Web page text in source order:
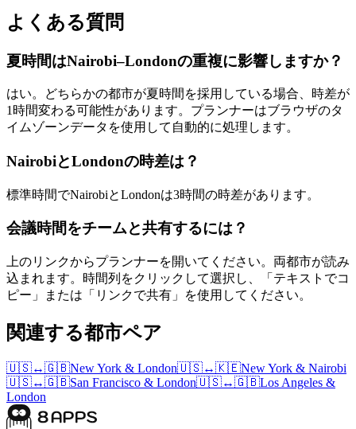
よくある質問
夏時間はNairobi–Londonの重複に影響しますか？
はい。どちらかの都市が夏時間を採用している場合、時差が
1時間変わる可能性があります。プランナーはブラウザのタ
イムゾーンデータを使用して自動的に処理します。
NairobiとLondonの時差は？
標準時間でNairobiとLondonは3時間の時差があります。
会議時間をチームと共有するには？
上のリンクからプランナーを開いてください。両都市が読み
込まれます。時間列をクリックして選択し、「テキストでコ
ピー」または「リンクで共有」を使用してください。
関連する都市ペア
🇺🇸↔🇬🇧New York & London🇺🇸↔🇰🇪New York & Nairobi
🇺🇸↔🇬🇧San Francisco & London🇺🇸↔🇬🇧Los Angeles &
London